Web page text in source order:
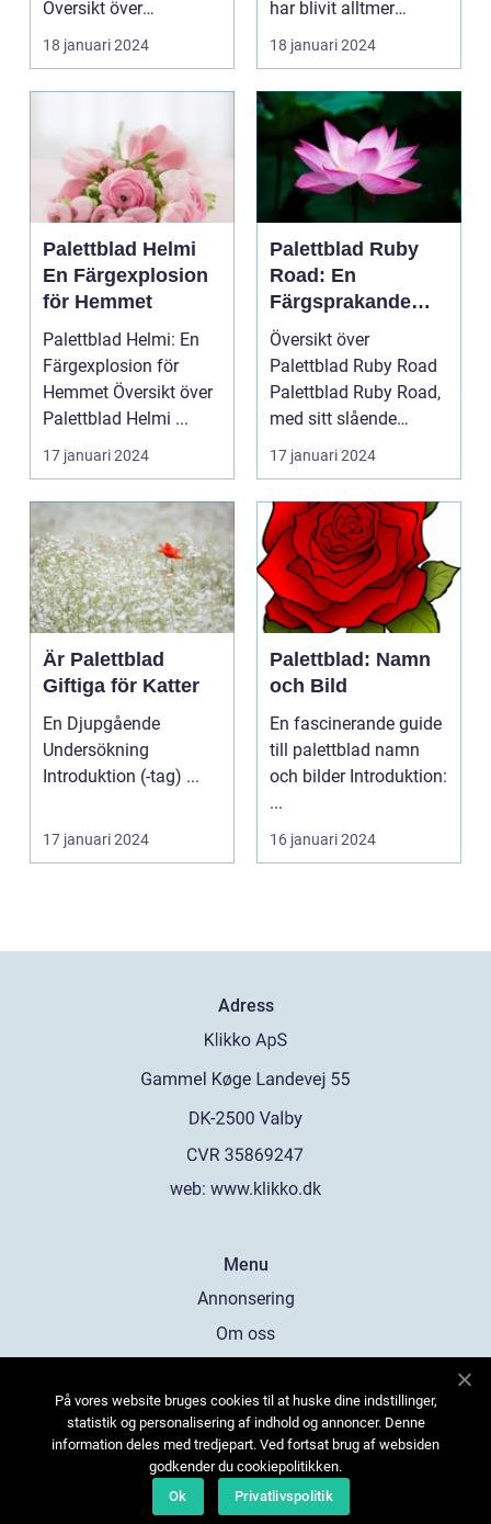
Översikt över
palettblad com
Palettbl...
18 januari 2024
har blivit alltmer
populär blan...
18 januari 2024
Palettblad Helmi
En Färgexplosion
för Hemmet
Palettblad Helmi: En
Färgexplosion för
Hemmet Översikt över
Palettblad Helmi ...
17 januari 2024
Palettblad Ruby
Road: En
Färgsprakande
Favorit för Hem
Översikt över
Palettblad Ruby Road
Palettblad Ruby Road,
med sitt slående
utseende och
färgsprakan...
17 januari 2024
Är Palettblad
Giftiga för Katter
En Djupgående
Undersökning
Introduktion (-tag) ...
17 januari 2024
Palettblad: Namn
och Bild
En fascinerande guide
till palettblad namn
och bilder Introduktion:
...
16 januari 2024
Adress
web: www.klikko.dk
Menu
Annonsering
Om oss
Kontakta oss
Sitemap
På vores website bruges cookies til at huske dine indstillinger,
statistik og personalisering af indhold og annoncer. Denne
information deles med tredjepart. Ved fortsat brug af websiden
godkender du cookiepolitikken.
Ok
Privatlivspolitik